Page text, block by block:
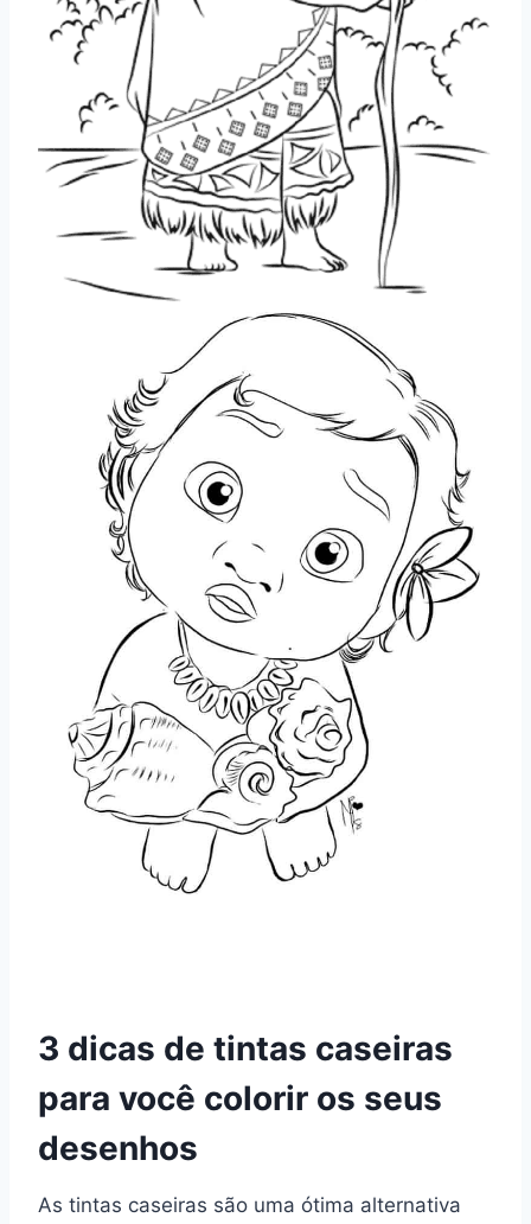
3 dicas de tintas caseiras
para você colorir os seus
desenhos
As tintas caseiras são uma ótima alternativa